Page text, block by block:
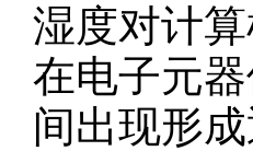
湿度对计
在电子元
间出现形